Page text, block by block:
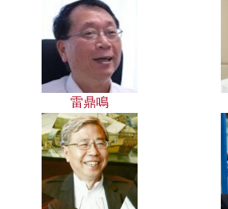
雷鼎鳴